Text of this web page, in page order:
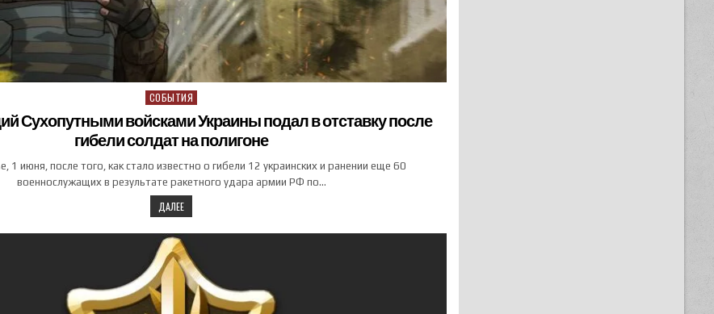
Posted in
СОБЫТИЯ
Сухопутными войсками Украины подал в отставку после
гибели солдат на полигоне
1 июня, после того, как стало известно о гибели 12 украинских и ранении еще 60
военнослужащих в результате ракетного удара армии РФ по…
ДАЛЕЕ